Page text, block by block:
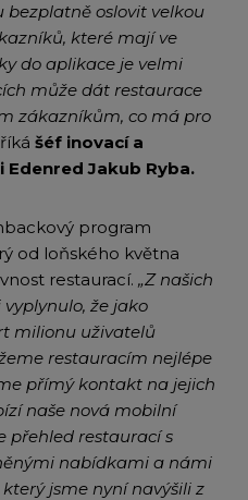
bezplatně oslovit velkou
které mají ve
do aplikace je velmi
může dát restaurace
zákazníkům, co má pro
říká šéf inovací a
Jakub Ryba.
program
od loňského května
restaurací. „Z našich
že jako
milionu uživatelů
restauracím nejlépe
přímý kontakt na jejich
naše nová mobilní
přehled restaurací s
nabídkami a námi
jsme nyní navýšili z